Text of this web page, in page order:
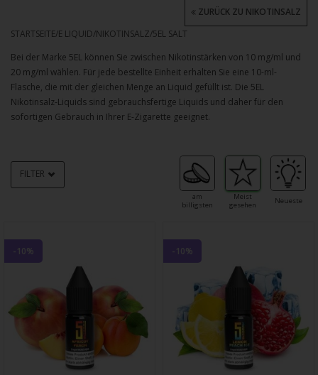
STARTSEITE/E LIQUID/NIKOTINSALZ/5EL SALT
ZURÜCK ZU NIKOTINSALZ
Bei der Marke 5EL können Sie zwischen Nikotinstärken von 10 mg/ml und
20 mg/ml wählen. Für jede bestellte Einheit erhalten Sie eine 10-ml-
Flasche, die mit der gleichen Menge an Liquid gefüllt ist. Die 5EL
Nikotinsalz-Liquids sind gebrauchsfertige Liquids und daher für den
sofortigen Gebrauch in Ihrer E-Zigarette geeignet.
am
billigsten
Meist
gesehen
Neueste
FILTER
-10% -10%